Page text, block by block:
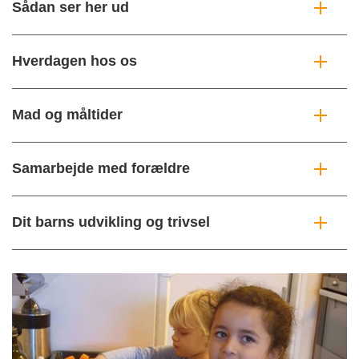
Sådan ser her ud
Hverdagen hos os
Mad og måltider
Samarbejde med forældre
Dit barns udvikling og trivsel